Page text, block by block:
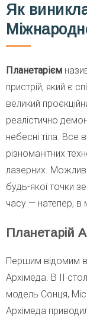
Як
Планетарієм
пристрій, який є
великий
реалістично
небесні тіла.
різноманітних
лазерних.
будь-якої точки
часу — натепер, в
Планетарій
Першим відомим в
Архімеда. В II
модель Сонця,
Архімеда